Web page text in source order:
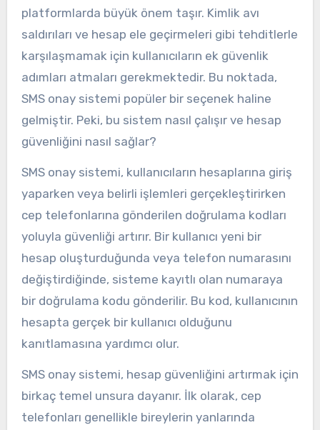
platformlarda büyük önem taşır. Kimlik avı
saldırıları ve hesap ele geçirmeleri gibi tehditlerle
karşılaşmamak için kullanıcıların ek güvenlik
adımları atmaları gerekmektedir. Bu noktada,
SMS onay sistemi popüler bir seçenek haline
gelmiştir. Peki, bu sistem nasıl çalışır ve hesap
güvenliğini nasıl sağlar?
SMS onay sistemi, kullanıcıların hesaplarına giriş
yaparken veya belirli işlemleri gerçekleştirirken
cep telefonlarına gönderilen doğrulama kodları
yoluyla güvenliği artırır. Bir kullanıcı yeni bir
hesap oluşturduğunda veya telefon numarasını
değiştirdiğinde, sisteme kayıtlı olan numaraya
bir doğrulama kodu gönderilir. Bu kod, kullanıcının
hesapta gerçek bir kullanıcı olduğunu
kanıtlamasına yardımcı olur.
SMS onay sistemi, hesap güvenliğini artırmak için
birkaç temel unsura dayanır. İlk olarak, cep
telefonları genellikle bireylerin yanlarında